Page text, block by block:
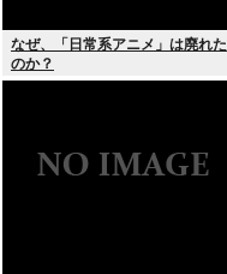
なぜ、「日常系アニメ」は廃れた
のか？